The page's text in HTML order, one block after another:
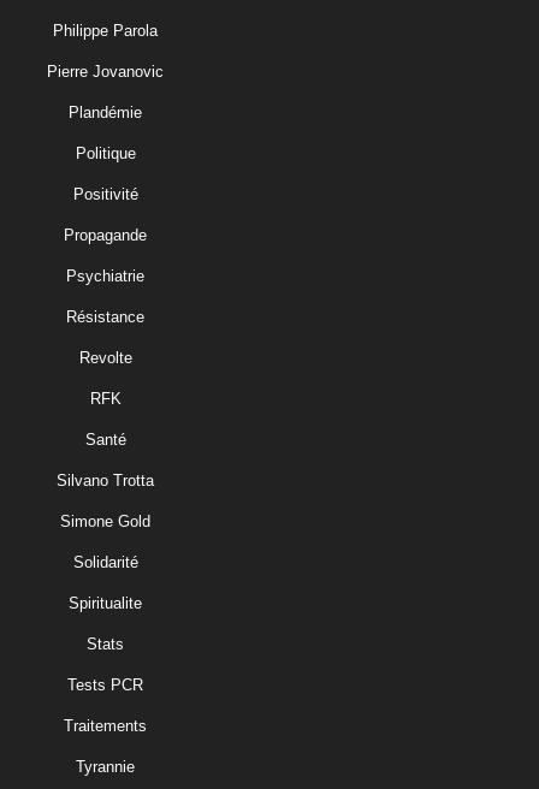
Philippe Parola
Pierre Jovanovic
Plandémie
Politique
Positivité
Propagande
Psychiatrie
Résistance
Revolte
RFK
Santé
Silvano Trotta
Simone Gold
Solidarité
Spiritualite
Stats
Tests PCR
Traitements
Tyrannie